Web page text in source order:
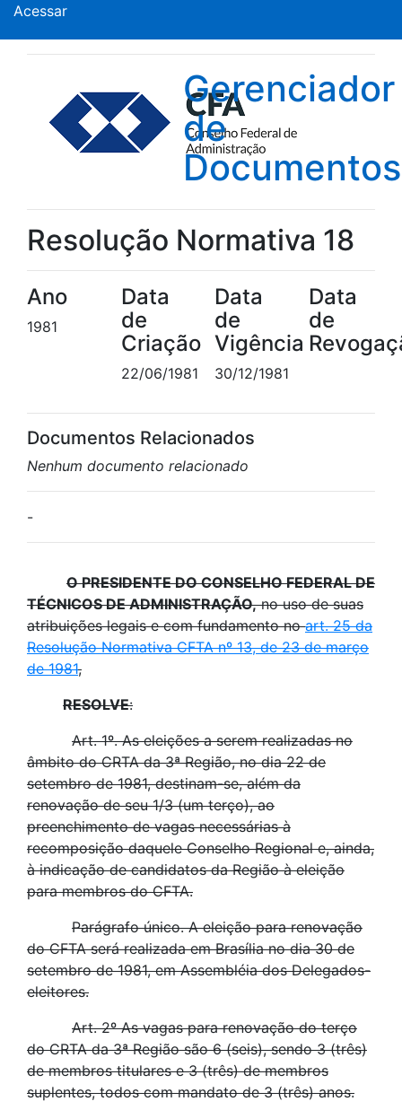
Acessar
Gerenciador
de
Documentos
Resolução Normativa 18
Ano
1981
Data
de
Criação
22/06/1981
Data
de
Vigência
30/12/1981
Data
de
Documentos Relacionados
Nenhum documento relacionado
-
O PRESIDENTE DO CONSELHO FEDERAL DE
TÉCNICOS DE ADMINISTRAÇÃO,no uso de suas
atribuições legais e com fundamento noart. 25 da
Resolução Normativa CFTA nº 13, de 23 de março
de 1981,
RESOLVE:
Art. 1º. As eleições a serem realizadas no
âmbito do CRTA da 3ª Região, no dia 22 de
setembro de 1981, destinam-se, além da
renovação de seu 1/3 (um terço), ao
preenchimento de vagas necessárias à
recomposição daquele Conselho Regional e, ainda,
à indicação de candidatos da Região à eleição
para membros do CFTA.
Parágrafo único. A eleição para renovação
do CFTA será realizada em Brasília no dia 30 de
setembro de 1981, em Assembléia dos Delegados-
eleitores.
Art. 2º As vagas para renovação do terço
do CRTA da 3ª Região são 6 (seis), sendo 3 (três)
de membros titulares e 3 (três) de membros
suplentes, todos com mandato de 3 (três) anos.